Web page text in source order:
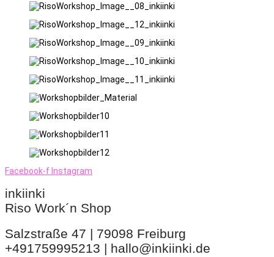
Facebook-f Instagram
inkiinki
Riso Work´n Shop
Salzstraße 47 | 79098 Freiburg
+491759995213 | hallo@inkiinki.de